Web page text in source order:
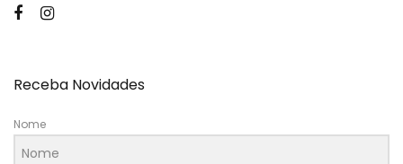
Receba Novidades
Nome